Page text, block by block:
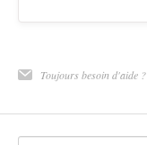
Toujours besoin d'aide ?